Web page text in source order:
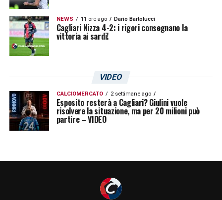
squadra. Tuttavia, per il momento non è stata
avviata alcuna trattativa. Tuttodipenderà da
un fattorein particolare, ovvero gli
di Inzaghi. Se qualcuno uscirà dal reparto di
concreti.
LA PLAYLIST DELLE NOSTRE TOP NEWS
NEWS 11 ore ago Dario Bartolucci
Cagliari Nizza 4-2: i rigori consegnano la
vittoria ai sardi!
VIDEO
CALCIOMERCATO 2 settimane ago
Esposito resterà a Cagliari? Giulini vuole
risolvere la situazione, ma per 20 milioni può
partire – VIDEO